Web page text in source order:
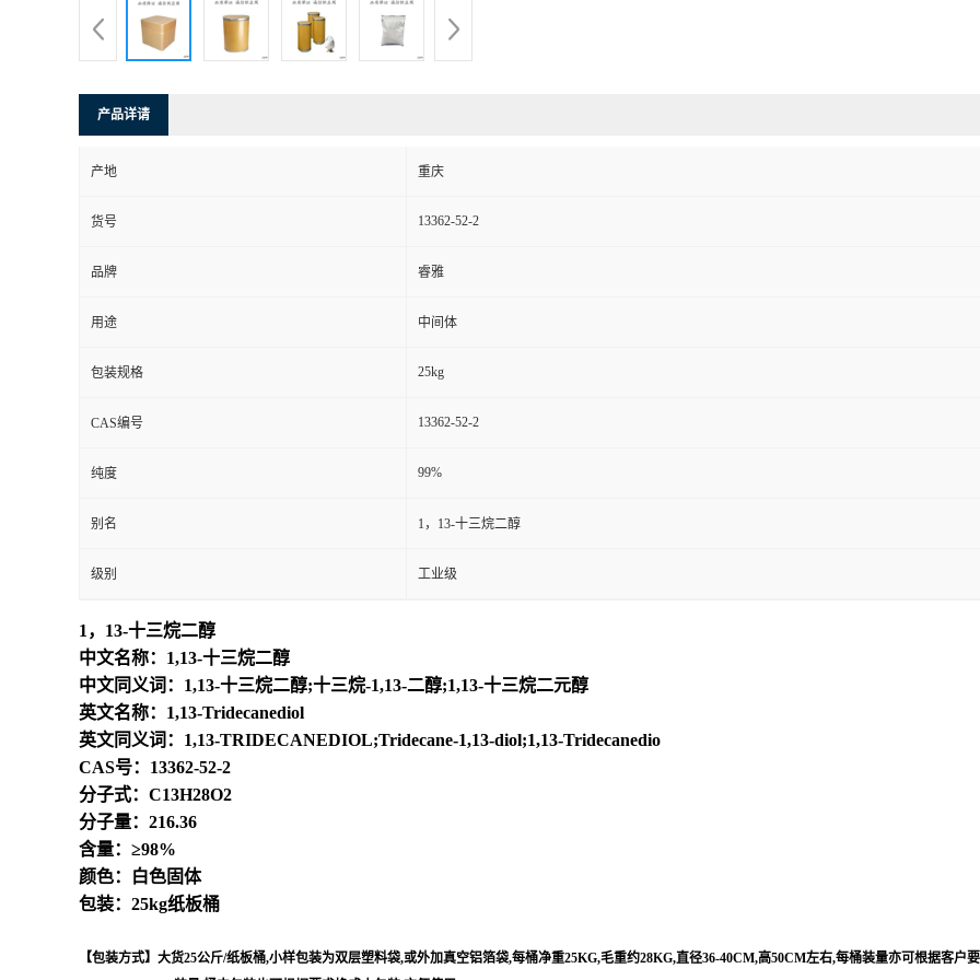
产品详请
产地 重庆
货号 13362-52-2
品牌 睿雅
用途 中间体
包装规格 25kg
CAS编号 13362-52-2
纯度 99%
别名 1，13-十三烷二醇
级别 工业级
1，13-十三烷二醇
中文名称：1,13-十三烷二醇
中文同义词：1,13-十三烷二醇;十三烷-1,13-二醇;1,13-十三烷二元醇
英文名称：1,13-Tridecanediol
英文同义词：1,13-TRIDECANEDIOL;Tridecane-1,13-diol;1,13-Tridecanedio
CAS号：13362-52-2
分子式：C13H28O2
分子量：216.36
含量：≥98%
颜色：白色固体
包装：25kg纸板桶
【包装方式】大货25公斤/纸板桶,小样包装为双层塑料袋,或外加真空铝箔袋,每桶净重25KG,毛重约28KG,直径36-40CM,高50CM左右,每桶装量亦可根据客户